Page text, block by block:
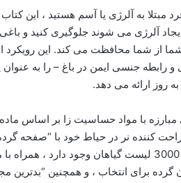
مبتلا به آلرژی یا آسم هستید ، این
آلرژی می شوند جلوگیری کنید و باغی
از شما محافظت می کند. این رویکرد
و رابطه جنسی ایمن در باغ – را به
روز ارائه می دهد.
مبارزه با مواد حساسیت زا بر اساس
کننده نر در حیاط خود با “صفحه
گرده برای انتخاب ، و همچنین